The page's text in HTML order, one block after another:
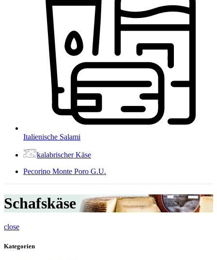
Italienische Salami
kalabrischer Käse
Pecorino Monte Poro G.U.
Schafskäse
close
Kategorien